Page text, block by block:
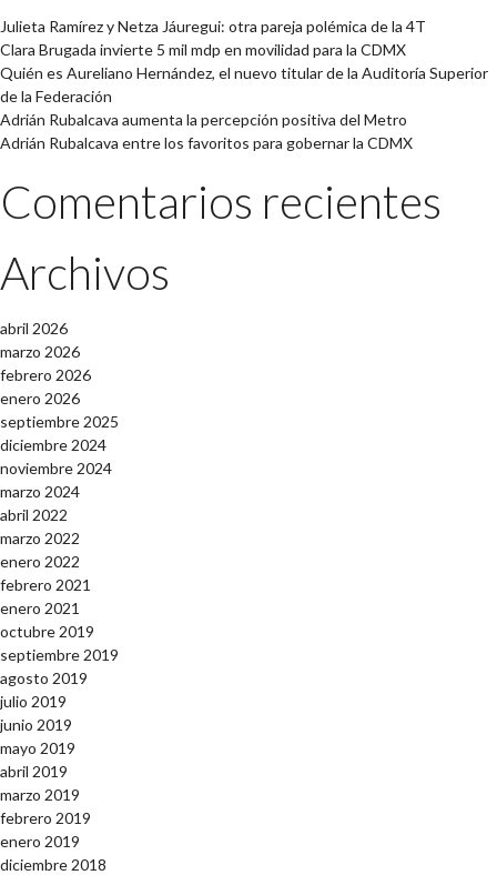
Julieta Ramírez y Netza Jáuregui: otra pareja polémica de la 4T
Clara Brugada invierte 5 mil mdp en movilidad para la CDMX
Quién es Aureliano Hernández, el nuevo titular de la Auditoría Superior
de la Federación
Adrián Rubalcava aumenta la percepción positiva del Metro
Adrián Rubalcava entre los favoritos para gobernar la CDMX
Comentarios recientes
Archivos
abril 2026
marzo 2026
febrero 2026
enero 2026
septiembre 2025
diciembre 2024
noviembre 2024
marzo 2024
abril 2022
marzo 2022
enero 2022
febrero 2021
enero 2021
octubre 2019
septiembre 2019
agosto 2019
julio 2019
junio 2019
mayo 2019
abril 2019
marzo 2019
febrero 2019
enero 2019
diciembre 2018